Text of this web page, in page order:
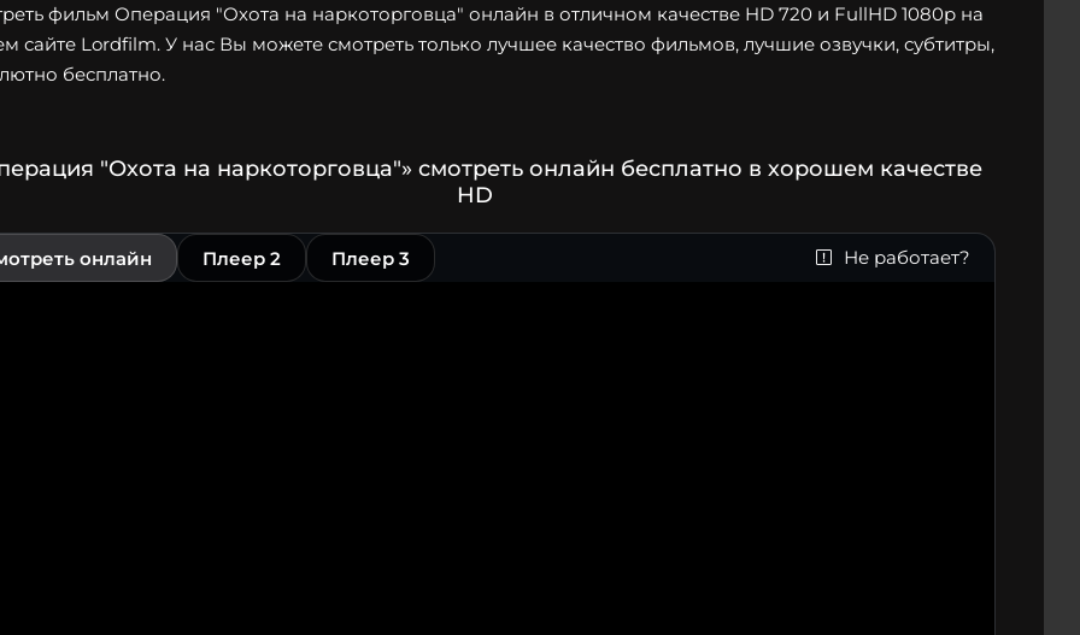
фильм Операция "Охота на наркоторговца" онлайн в отличном качестве HD 720 и FullHD 1080p на
сайте Lordfilm. У нас Вы можете смотреть только лучшее качество фильмов, лучшие озвучки, субтитры,
бесплатно.
"Охота на наркоторговца"» смотреть онлайн бесплатно в хорошем качестве
HD
онлайн Плеер 2 Плеер 3 Не работает?